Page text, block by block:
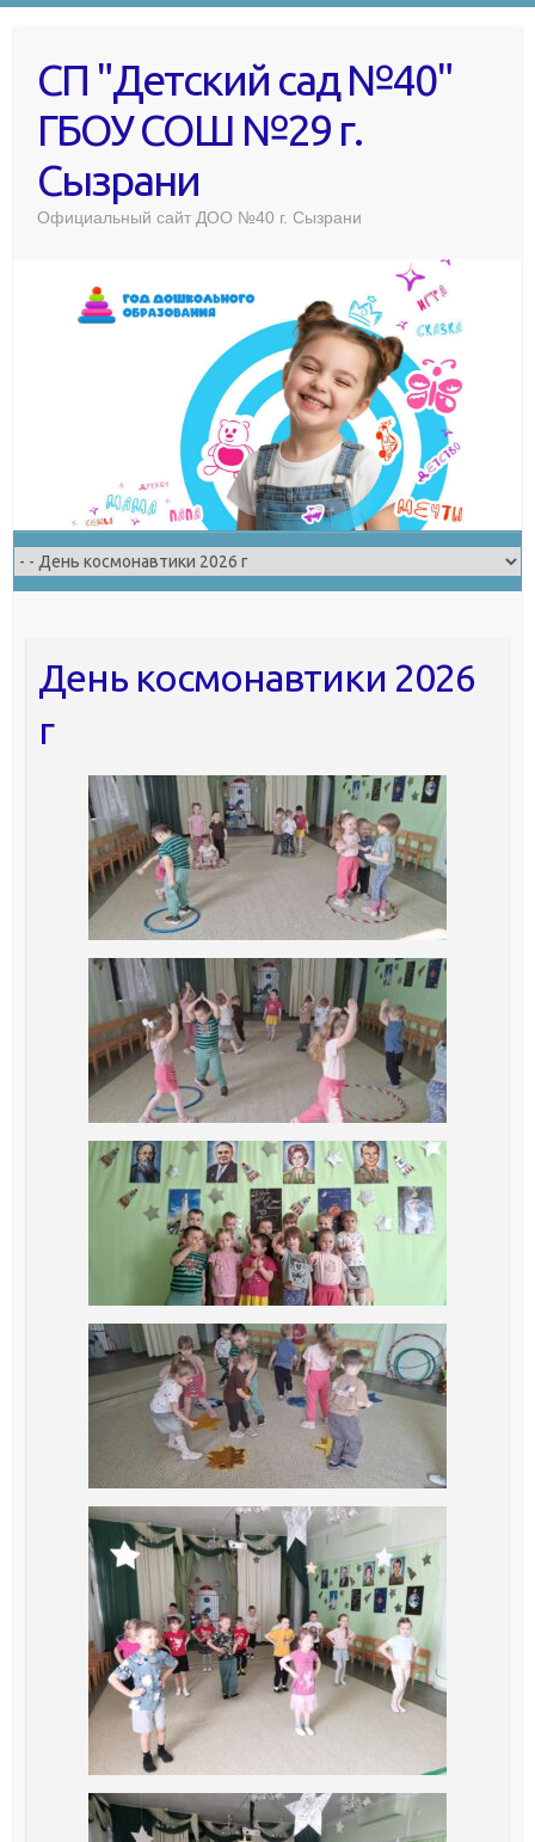
СП "Детский сад №40"
ГБОУ СОШ №29 г.
Сызрани
Официальный сайт ДОО №40 г. Сызрани
День космонавтики 2026
г